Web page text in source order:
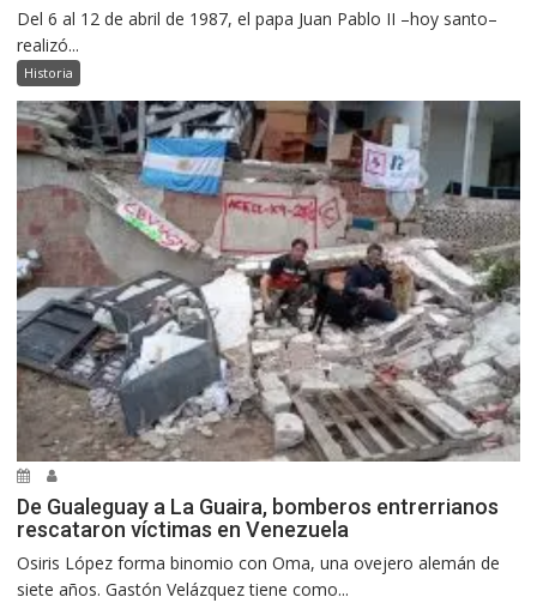
Del 6 al 12 de abril de 1987, el papa Juan Pablo II –hoy santo–
realizó...
Historia
De Gualeguay a La Guaira, bomberos entrerrianos
rescataron víctimas en Venezuela
Osiris López forma binomio con Oma, una ovejero alemán de
siete años. Gastón Velázquez tiene como...